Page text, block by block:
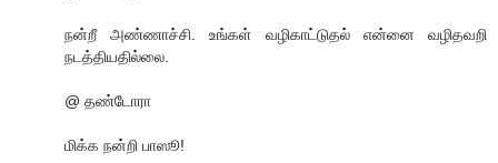
நன்றீ அண்ணாச்சி. உங்கள் வழிகாட்டுதல் என்னை வழிதவறி
நடத்தியதில்லை.
@ தண்டோரா
மிக்க நன்றி பாஸூ!